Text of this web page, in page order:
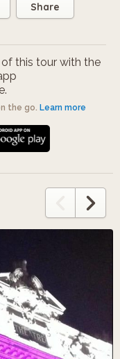
Share
this tour with the
the go. Learn more